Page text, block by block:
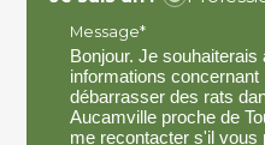
Message*